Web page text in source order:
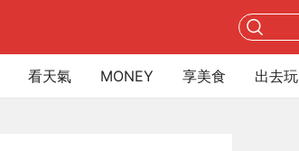
看天氣 MONEY 享美食 出去玩